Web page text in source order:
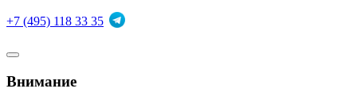
+7 (495) 118 33 35
Внимание